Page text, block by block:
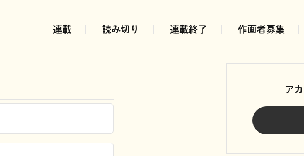
連載 読み切り 連載終了 作画者募集
ア